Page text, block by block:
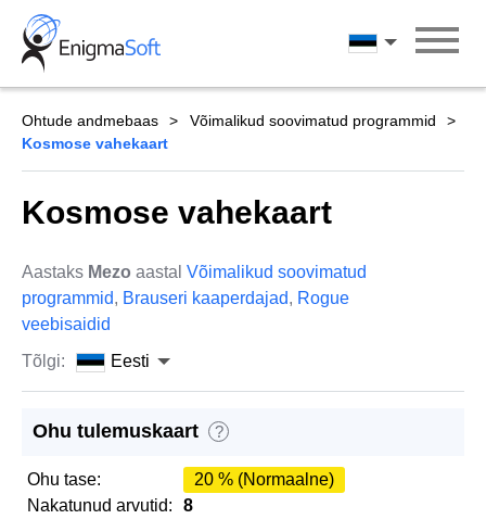
Skip
content
Eesti
Ohtude andmebaas
Võimalikud soovimatud programmid
Kosmose vahekaart
Kosmose vahekaart
Aastaks Mezo aastal Võimalikud soovimatud
programmid, Brauseri kaaperdajad, Rogue
veebisaidid
Tõlgi:
Eesti
Ohu tulemuskaart ?
Ohu tase:
20 % (Normaalne)
Nakatunud arvutid:
8